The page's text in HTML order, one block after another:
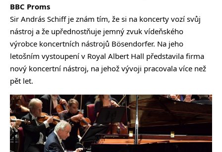
BBC Proms
Sir András Schiff je znám tím, že si na koncerty vozí svůj
nástroj a že upřednostňuje jemný zvuk vídeňského
výrobce koncertních nástrojů Bösendorfer. Na jeho
letošním vystoupení v Royal Albert Hall představila firma
nový koncertní nástroj, na jehož vývoji pracovala více než
pět let.